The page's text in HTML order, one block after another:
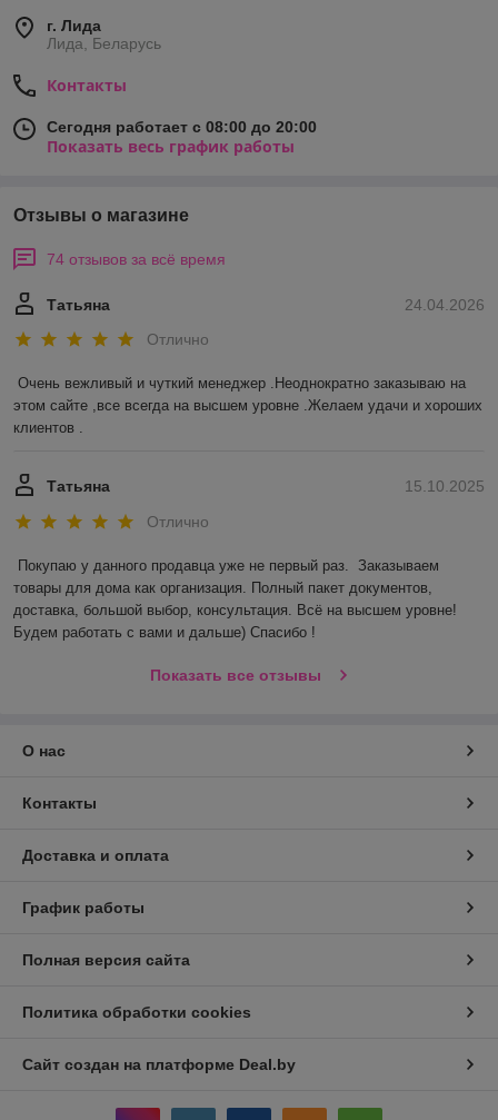
г. Лида
Лида, Беларусь
Контакты
Сегодня работает с 08:00 до 20:00
Показать весь график работы
Отзывы о магазине
74 отзывов за всё время
24.04.2026
Татьяна
Отлично
Очень вежливый и чуткий менеджер .Неоднократно заказываю на
этом сайте ,все всегда на высшем уровне .Желаем удачи и хороших
клиентов .
15.10.2025
Татьяна
Отлично
Покупаю у данного продавца уже не первый раз.  Заказываем
товары для дома как организация. Полный пакет документов,
доставка, большой выбор, консультация. Всё на высшем уровне!
Будем работать с вами и дальше) Спасибо !
Показать все отзывы
О нас
Контакты
Доставка и оплата
График работы
Полная версия сайта
Политика обработки cookies
Сайт создан на платформе Deal.by